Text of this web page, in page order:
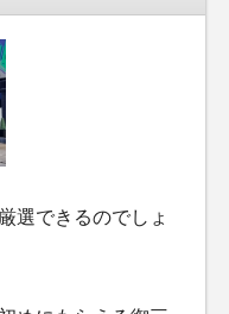
選できるのでしょ